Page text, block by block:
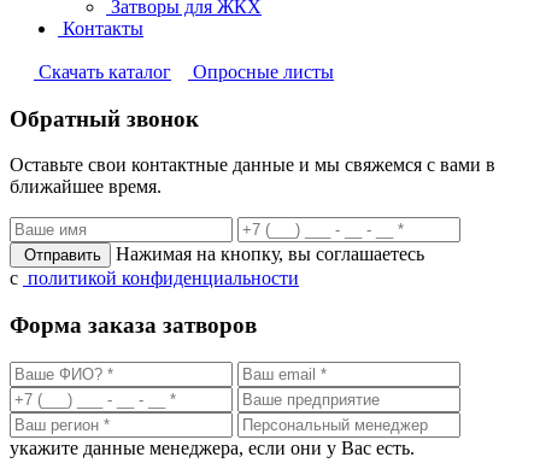
Затворы для ЖКХ
Контакты
Cкачать каталог Опросные листы
Обратный звонок
Оставьте свои контактные данные и мы свяжемся с вами в
ближайшее время.
Отправить
Нажимая на кнопку, вы соглашаетесь
с политикой конфиденциальности
Форма заказа затворов
укажите данные менеджера, если они у Вас есть.